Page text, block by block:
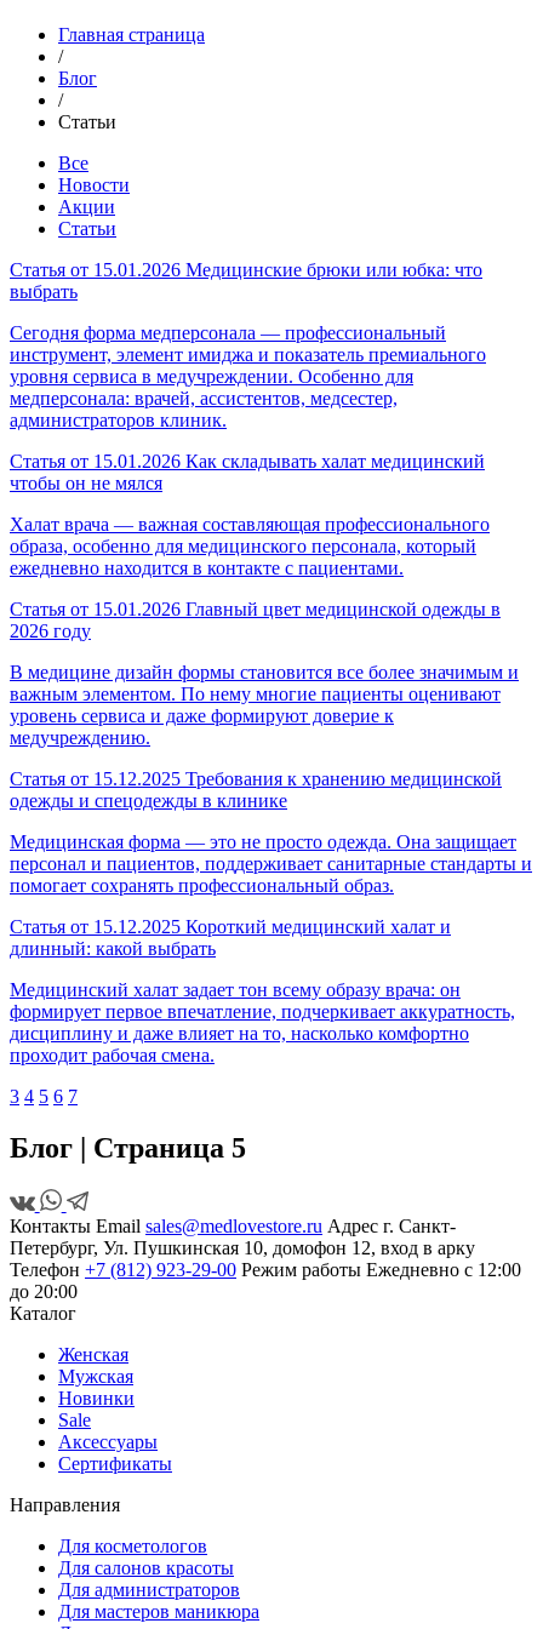
Главная страница
/
Блог
/
Статьи
Все
Новости
Акции
Статьи
Статья от 15.01.2026 Медицинские брюки или юбка: что
выбрать
Сегодня форма медперсонала — профессиональный
инструмент, элемент имиджа и показатель премиального
уровня сервиса в медучреждении. Особенно для
медперсонала: врачей, ассистентов, медсестер,
администраторов клиник.
Статья от 15.01.2026 Как складывать халат медицинский
чтобы он не мялся
Халат врача — важная составляющая профессионального
образа, особенно для медицинского персонала, который
ежедневно находится в контакте с пациентами.
Статья от 15.01.2026 Главный цвет медицинской одежды в
2026 году
В медицине дизайн формы становится все более значимым и
важным элементом. По нему многие пациенты оценивают
уровень сервиса и даже формируют доверие к
медучреждению.
Статья от 15.12.2025 Требования к хранению медицинской
одежды и спецодежды в клинике
Медицинская форма — это не просто одежда. Она защищает
персонал и пациентов, поддерживает санитарные стандарты и
помогает сохранять профессиональный образ.
Статья от 15.12.2025 Короткий медицинский халат и
длинный: какой выбрать
Медицинский халат задает тон всему образу врача: он
формирует первое впечатление, подчеркивает аккуратность,
дисциплину и даже влияет на то, насколько комфортно
проходит рабочая смена.
3 4 5 6 7
Блог | Страница 5
Контакты Email sales@medlovestore.ru Адрес г. Санкт-
Петербург, Ул. Пушкинская 10, домофон 12, вход в арку
Телефон +7 (812) 923-29-00 Режим работы Ежедневно с 12:00
до 20:00
Каталог
Женская
Мужская
Новинки
Sale
Аксессуары
Сертификаты
Направления
Для косметологов
Для салонов красоты
Для администраторов
Для мастеров маникюра